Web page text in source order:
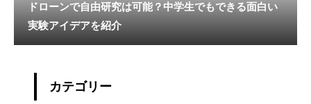
ドローンで自由研究は可能？中学生でもできる面白い
実験アイデアを紹介
カテゴリー